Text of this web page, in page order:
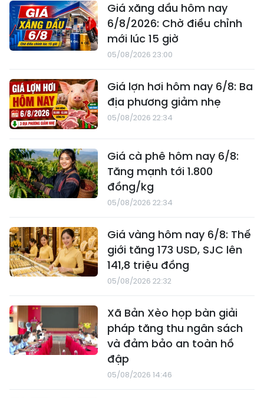
Giá xăng dầu hôm nay
6/8/2026: Chờ điều chỉnh
mới lúc 15 giờ
05/08/2026 23:00
Giá lợn hơi hôm nay 6/8: Ba
địa phương giảm nhẹ
05/08/2026 22:34
Giá cà phê hôm nay 6/8:
Tăng mạnh tới 1.800
đồng/kg
05/08/2026 22:34
Giá vàng hôm nay 6/8: Thế
giới tăng 173 USD, SJC lên
141,8 triệu đồng
05/08/2026 22:32
Xã Bản Xèo họp bàn giải
pháp tăng thu ngân sách
và đảm bảo an toàn hồ
đập
05/08/2026 14:46